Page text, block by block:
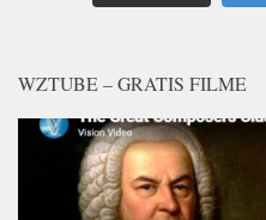
WZTUBE – GRATIS FILME